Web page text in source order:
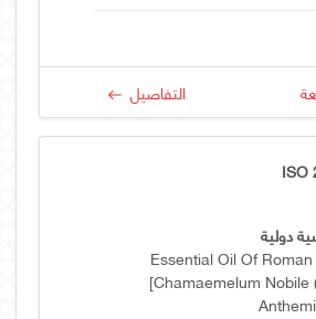
التفاصيل
ISO
دولية
Essential Oil Of
[Chamaemelum Nobile